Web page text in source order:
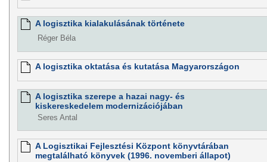
A logisztika kialakulásának története
Réger Béla
A logisztika oktatása és kutatása Magyarországon
A logisztika szerepe a hazai nagy- és
kiskereskedelem modernizációjában
Seres Antal
A Logisztikai Fejlesztési Központ könyvtárában
megtalálható könyvek (1996. novemberi állapot)